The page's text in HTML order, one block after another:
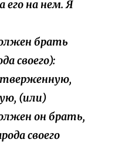
его на нем. Я
брать
своего):
(или)
он брать,
своего